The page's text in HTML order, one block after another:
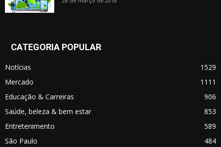
CATEGORIA POPULAR
Notícias
1529
Mercado
1111
Educação & Carreiras
906
Saúde, beleza & bem estar
853
Entretenimento
589
São Paulo
484